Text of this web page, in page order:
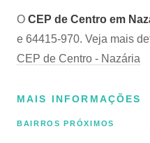
O CEP de Centro em
e 64415-970. Veja mais
CEP de Centro - Nazária
MAIS INFORMAÇÕES
BAIRROS PRÓXIMOS